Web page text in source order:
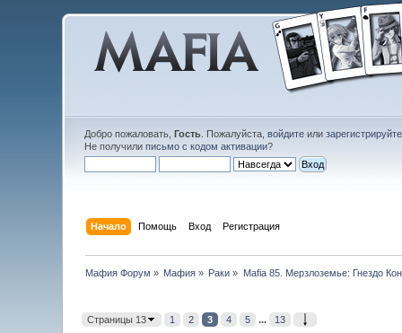
Добро пожаловать, Гость. Пожалуйста, войдитеили
Не получили письмо с кодом активации?
Начало Помощь Вход Регистрация
Мафия Форум » Мафия » Раки » Mafia 85. Мерзлоземье: Гнездо
Страницы 13 1 2 3 4 5 ... 13